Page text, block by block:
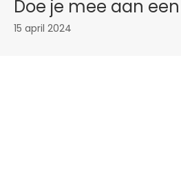
Doe je mee aan
15 april 2024